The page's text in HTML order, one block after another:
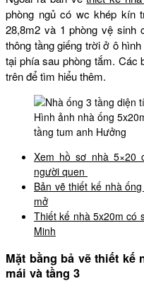
phòng ngủ có wc khép kín
28,8m2 và 1 phòng vệ sinh
thông tầng giếng trời ở ô
tại phía sau phòng tắm. Các
trên để tìm hiểu thêm.
Hình ảnh nhà ống
tầng tum anh Hưởng
Xem hồ sơ nhà 5×20
người quen
Bản vẽ thiết kế nhà
mở
Thiết kế nhà 5x20m có
Minh
Mặt bằng bả vẽ thiết kế
mái và tầng 3